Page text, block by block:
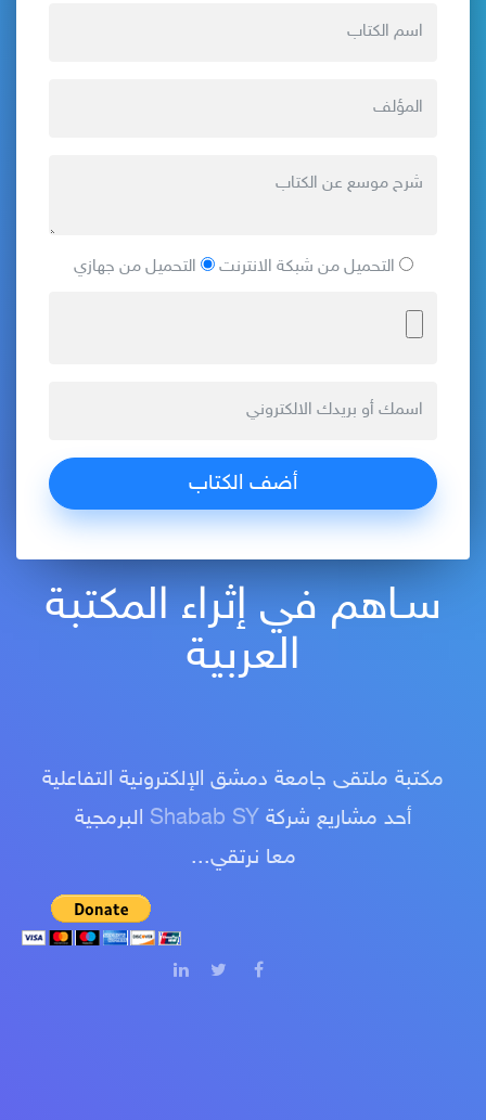
التحميل من شبكة الانترنت التحميل من جهازي
سـاهم في إثراء المكتبة
العربية
مكتبة ملتقى جامعة دمشق الإلكترونية التفاعلية
أحد مشاريع شركة Shabab SY البرمجية
معا نرتقي...